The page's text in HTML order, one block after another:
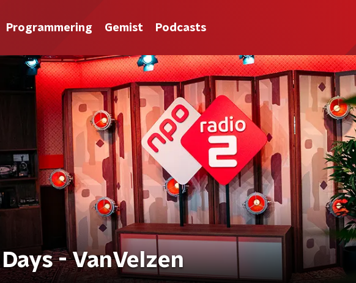
Programmering Gemist Podcasts
- VanVelzen